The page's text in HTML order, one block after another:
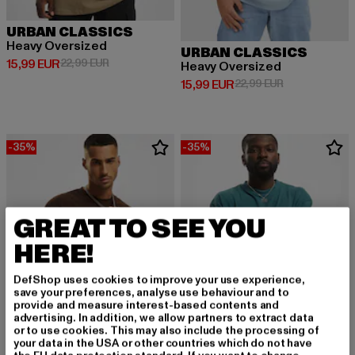
URBAN CLASSICS
Heavy Oversized
15,99 EUR
Derzeitiger Preis: 15,99 EUR
22,99 EURAktionspreis: 22,99 EUR
URBAN CLASSICS
Heavy Oversized
15,99 EUR
Derzeitiger Preis: 15,99 EUR
22,99 EURAktionspreis:
-35% -35%
GREAT TO SEE YOU
HERE!
DefShop uses cookies to improve your use experience,
save your preferences, analyse use behaviour and to
provide and measure interest-based contents and
advertising. In addition, we allow partners to extract data
or to use cookies. This may also include the processing of
your data in the USA or other countries which do not have